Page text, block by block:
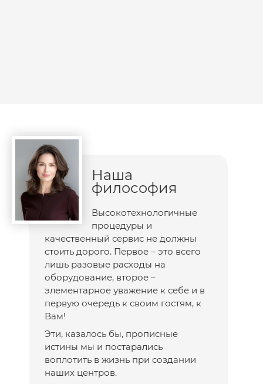
Примечания:
Препараты линии C the SUCCESS можно
применять для любого типа кожи до нанесения
обычного увлажняющего или тонального крема
После применения препаратов возможно
ощущение покалывания. Это нормальная реакция,
связанная с высокой концентрацией витамина С
Нанесение слишком большого количества
препарата может вызвать раздражение кожи
При попадании препарата в глаза тщательно
промыть глаза проточной водой
Ретиноиды, АНА-кислоты и витамин С взаимно
усиливают действие друг друга
Наша
философия
Высокотехнологичные
процедуры и
качественный сервис не должны
стоить дорого. Первое – это всего
лишь разовые расходы на
оборудование, второе –
элементарное уважение к себе и в
первую очередь к своим гостям, к
Вам!
Эти, казалось бы, прописные
истины мы и постарались
воплотить в жизнь при создании
наших центров.